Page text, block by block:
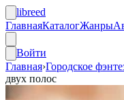
libreed
ГлавнаяКаталогЖанры
Войти
Главная›Городское
двух полос